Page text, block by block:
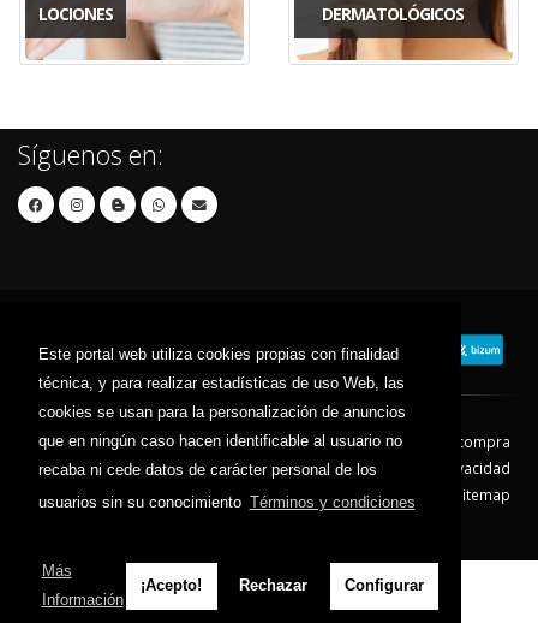
Este portal web utiliza cookies propias con finalidad
técnica, y para realizar estadísticas de uso Web, las
cookies se usan para la personalización de anuncios
que en ningún caso hacen identificable al usuario no
recaba ni cede datos de carácter personal de los
usuarios sin su conocimiento Términos y condiciones
Más
Información
¡Acepto! Rechazar Configurar
LOCIONES
DERMATOLÓGICOS
Síguenos en:
Contacto Aviso Legal
Condiciones de compra
Política de envíos
Política de devolución
Política de Privacidad
Política de Cookies
Sitemap